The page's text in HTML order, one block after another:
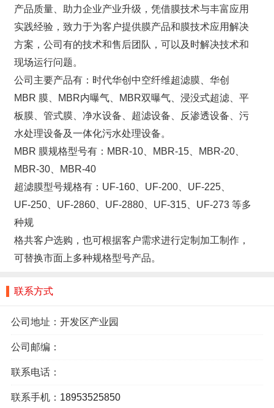
产品质量、助力企业产业升级，凭借膜技术与丰富应用
实践经验，致力于为客户提供膜产品和膜技术应用解决
方案，公司有的技术和售后团队，可以及时解决技术和
现场运行问题。
公司主要产品有：时代华创中空纤维超滤膜、华创
MBR 膜、MBR内曝气、MBR双曝气、浸没式超滤、平
板膜、管式膜、净水设备、超滤设备、反渗透设备、污
水处理设备及一体化污水处理设备。
MBR 膜规格型号有：MBR-10、MBR-15、MBR-20、
MBR-30、MBR-40
超滤膜型号规格有：UF-160、UF-200、UF-225、
UF-250、UF-2860、UF-2880、UF-315、UF-273 等多
种规
格共客户选购，也可根据客户需求进行定制加工制作，
可替换市面上多种规格型号产品。
联系方式
公司地址：开发区产业园
公司邮编：
联系电话：
联系手机： 18953525850